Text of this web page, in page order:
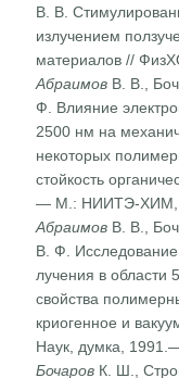
В. В.
излучени­ем
материалов //
Абраимов В. В.,
Ф. Влияние
2500 нм на
некоторых
стойкость
— М.: НИИТЭ-ХИМ,
Абраимов В. В.,
В. Ф. Исследование
лучения в
свойства
криоген­ное и
Наук, думка,
Бочаров К. Ш.,